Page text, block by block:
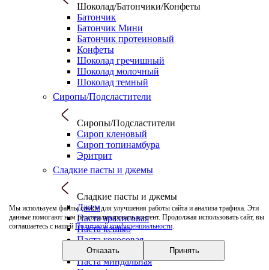
Мы используем файлы cookie для улучшения работы сайта и анализа трафика. Эти
данные помогают нам персонализировать контент. Продолжая использовать сайт, вы
соглашаетесь с нашей Политикой конфиденциальности.
Отказать Принять
Шоколад/Батончики/Конфеты
Батончик
Батончик Мини
Батончик протеиновый
Конфеты
Шоколад гречишный
Шоколад молочный
Шоколад темный
Сиропы/Подсластители
Сиропы/Подсластители
Сироп кленовый
Сироп топинамбура
Эритрит
Сладкие пасты и джемы
Сладкие пасты и джемы
Джем
Паста арахисовая
Паста кешью
Паста кокосовая
Паста кунжутная
Паста миндальная